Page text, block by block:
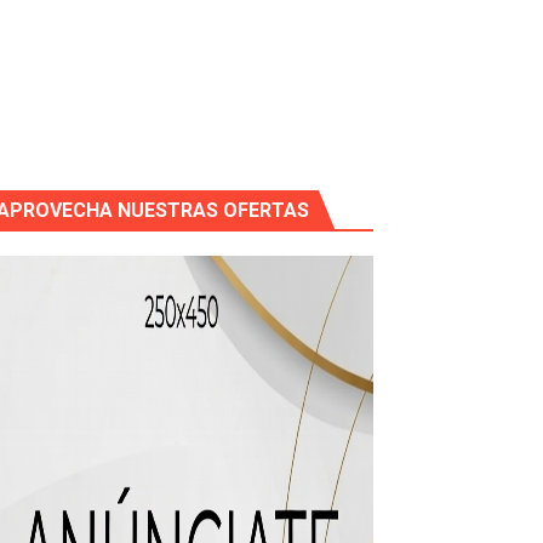
entre EEUU e Irán, tras la cancelación de un ataque.
Locas”
NUESTRAS OFERTAS